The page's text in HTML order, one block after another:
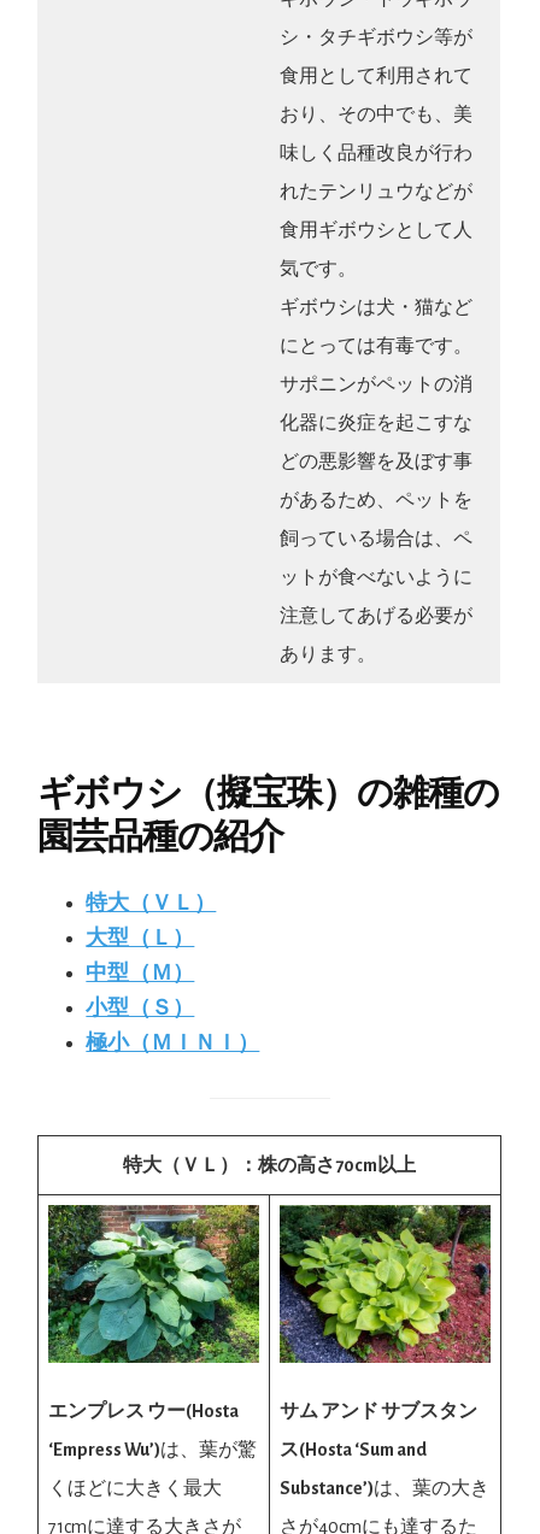
シ・タチギボウシ等が
食用として利用されて
おり、その中でも、美
味しく品種改良が行わ
れたテンリュウなどが
食用ギボウシとして人
気です。
ギボウシは犬・猫など
にとっては有毒です。
サポニンがペットの消
化器に炎症を起こすな
どの悪影響を及ぼす事
があるため、ペットを
飼っている場合は、ペ
ットが食べないように
注意してあげる必要が
あります。
ギボウシ（擬宝珠）の雑種の
園芸品種の紹介
特大（ＶＬ）
大型（Ｌ）
中型（Ｍ）
小型（Ｓ）
極小（ＭＩＮＩ）
特大（ＶＬ）：株の高さ70cm以上
エンプレス ウー(Hosta
‘Empress Wu’)は、葉が驚
くほどに大きく最大
71cmに達する大きさが
サム アンド サブスタン
ス(Hosta ‘Sum and
Substance’)は、葉の大き
さが40cmにも達するた